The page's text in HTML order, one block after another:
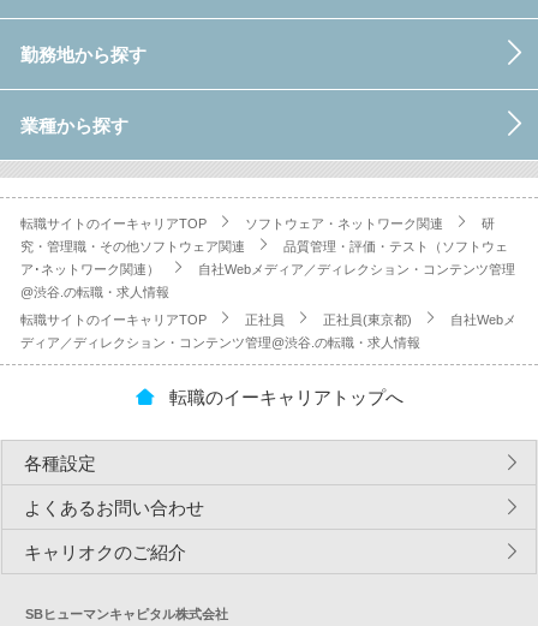
勤務地から探す
業種から探す
転職サイトのイーキャリアTOP ソフトウェア・ネットワーク関連
研
究・管理職・その他ソフトウェア関連
品質管理・評価・テスト（ソフトウェ
ア･ネットワーク関連）
自社Webメディア／ディレクション・コンテンツ管理
@渋谷.の転職・求人情報
転職サイトのイーキャリアTOP
正社員 正社員(東京都)
自社Webメ
ディア／ディレクション・コンテンツ管理@渋谷.の転職・求人情報
転職のイーキャリアトップへ
各種設定
よくあるお問い合わせ
キャリオクのご紹介
SBヒューマンキャピタル株式会社